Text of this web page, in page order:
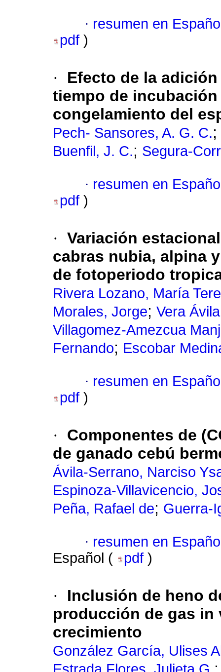
· resumen en
pdf )
·
Efecto de la
tiempo de
congelamiento del
Pech- Sansores, A. G. C.;
Buenfil, J. C.; Segura-
· resumen en
pdf )
· Variación
cabras nubia, alpina
de fotoperiodo
Rivera Lozano, María
Morales, Jorge; Vera
Villagomez-Amezcua
Fernando; Escobar
· resumen en
pdf )
·
Componentes de
de ganado cebú
Ávila-Serrano, Narciso
Espinoza-Villavicencio,
Peña, Rafael de; Guerra-
· resumen en
Español (
pdf )
·
Inclusión de heno
producción de gas in
crecimiento
González García, Ulises